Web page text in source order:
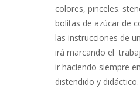
colores, pinceles.
bolitas de azúcar de
las instrucciones de
irá marcando el
ir haciendo siempre
distendido y